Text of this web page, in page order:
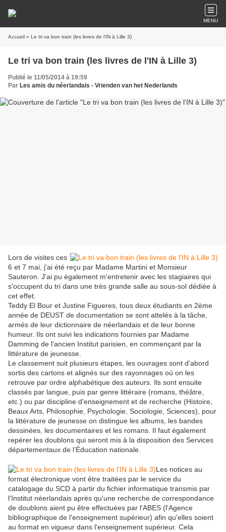
MENU
Accueil » Le tri va bon train (les livres de l'IN à Lille 3)
Le tri va bon train (les livres de l'IN à Lille 3)
Publié le 11/05/2014 à 19:59
Par Les amis du néerlandais - Vrienden van het Nederlands
Lors de visites ces
6 et 7 mai, j'ai été reçu par Madame Martini et Monsieur
Sauteron. J'ai pu également m'entretenir avec les stagiaires qui
s'occupent du tri dans une très grande salle au sous-sol dédiée à
cet effet.
Teddy El Bour et Justine Figueres, tous deux étudiants en 2ème
année de DEUST de documentation se sont attelés à la tâche,
armés de leur dictionnaire de néerlandais et de leur bonne
humeur. Ils ont suivi les indications fournies par Madame
Damming de l'ancien Institut parisien, en commençant par la
littérature de jeunesse.
Le classement suit plusieurs étapes, les ouvrages sont d'abord
sortis des cartons et alignés sur des rayonnages où on les
retrouve par ordre alphabétique des auteurs. Ils sont ensuite
classés par langue, puis par genre littéraire (romans, théâtre,
etc.) ou par discipline d'enseignement et de recherche (Histoire,
Beaux Arts, Philosophie, Psychologie, Sociologie, Sciences), pour
la littérature de jeunesse on distingue les albums, les bandes
dessinées, les documentaires et les romans. Il faut également
repérer les doublons qui seront mis à la disposition des Services
départementaux de l’Éducation nationale.
Les notices au
format électronique vont être traitées par le service du
catalogage du SCD à partir du fichier informatique transmis par
l'Institut néerlandais après qu'une recherche de correspondance
de doublons aient pu être effectuées par l'ABES (l'Agence
bibliographique de l'enseignement supérieur) afin qu'elles soient
au format en vigueur dans l'enseignement supérieur. Cela